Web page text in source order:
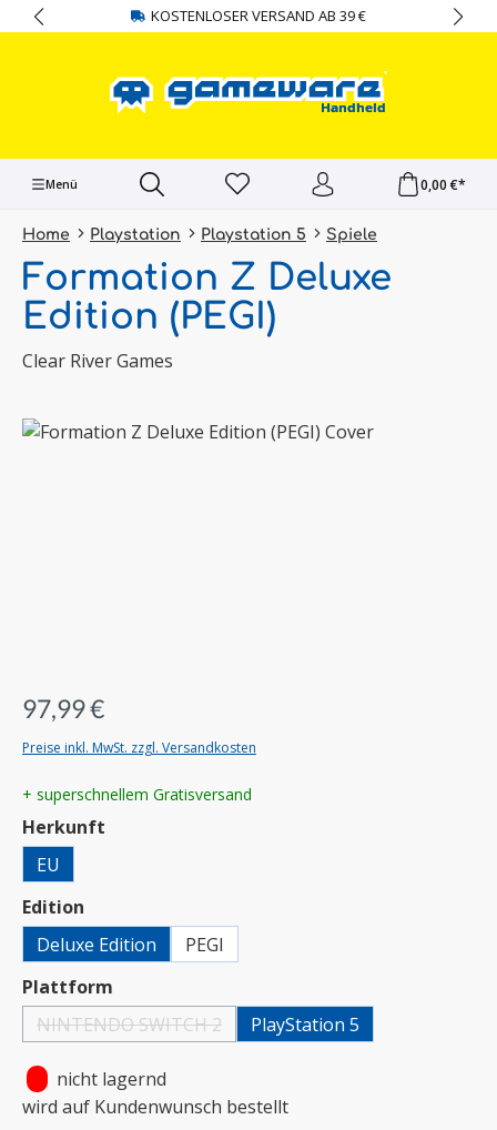
springen KOSTENLOSER VERSAND AB 39 €
Menü 0,00 €*
Home Playstation Playstation 5 Spiele
Formation Z Deluxe
Edition (PEGI)
Clear River Games
Bildergalerie überspringen
97,99 €
Preise inkl. MwSt. zzgl. Versandkosten
+ superschnellem Gratisversand
Herkunft
EU
Edition
Deluxe Edition
PEGI
Plattform
NINTENDO SWITCH 2(Diese Option ist zurzeit nicht verfügbar.)
PlayStation 5
nicht lagernd
wird auf Kundenwunsch bestellt